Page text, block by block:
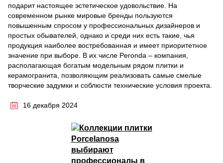
подарит настоящее эстетическое удовольствие. На
современном рынке мировые бренды пользуются
повышенным спросом у профессиональных дизайнеров и
простых обывателей, однако и среди них есть такие, чья
продукция наиболее востребованная и имеет приоритетное
значение при выборе. В их числе Peronda – компания,
располагающая богатым модельным рядом плитки и
керамогранита, позволяющим реализовать самые смелые
творческие задумки и соблюсти технические условия проекта.
16 декабря 2024